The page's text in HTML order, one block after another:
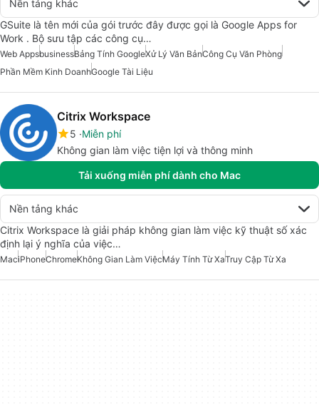
Nền tảng khác
GSuite là tên mới của gói trước đây được gọi là Google Apps for
Work . Bộ sưu tập các công cụ…
Web AppsbusinessBảng Tính GoogleXử Lý Văn BảnCông Cụ Văn Phòng
Phần Mềm Kinh DoanhGoogle Tài Liệu
Citrix Workspace
5 Miễn phí
Không gian làm việc tiện lợi và thông minh
Tải xuống miễn phí dành cho Mac
Nền tảng khác
Citrix Workspace là giải pháp không gian làm việc kỹ thuật số xác
định lại ý nghĩa của việc…
MaciPhoneChromeKhông Gian Làm ViệcMáy Tính Từ XaTruy Cập Từ Xa